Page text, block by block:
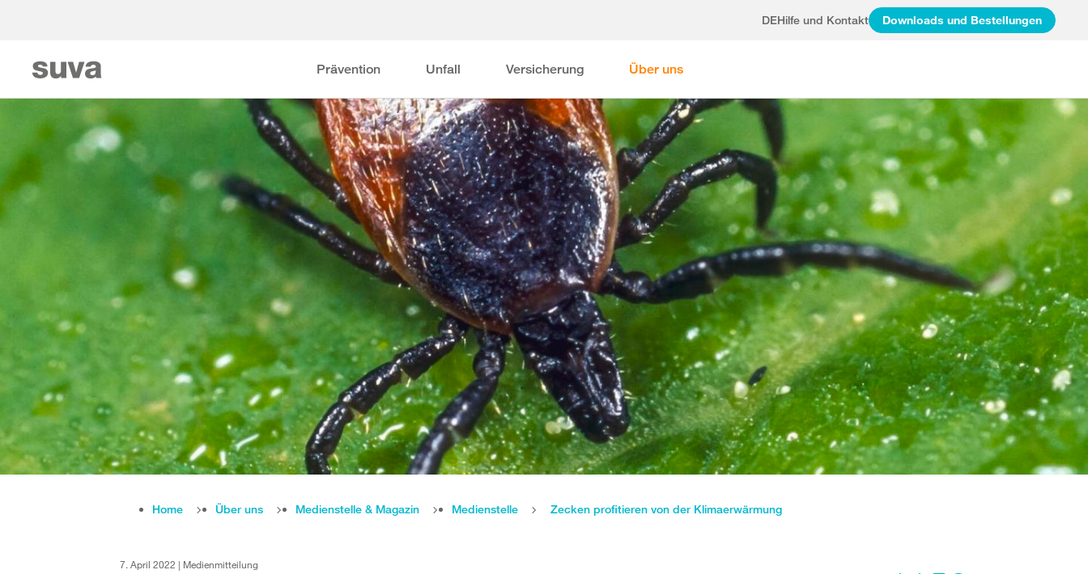
DEHilfe und Kontakt Downloads und Bestellungen
Prävention Unfall Versicherung Über uns
Home Über uns Medienstelle & Magazin Medienstelle Zecken profitieren von der Klimaerwärmung
7. April 2022 | Medienmitteilung